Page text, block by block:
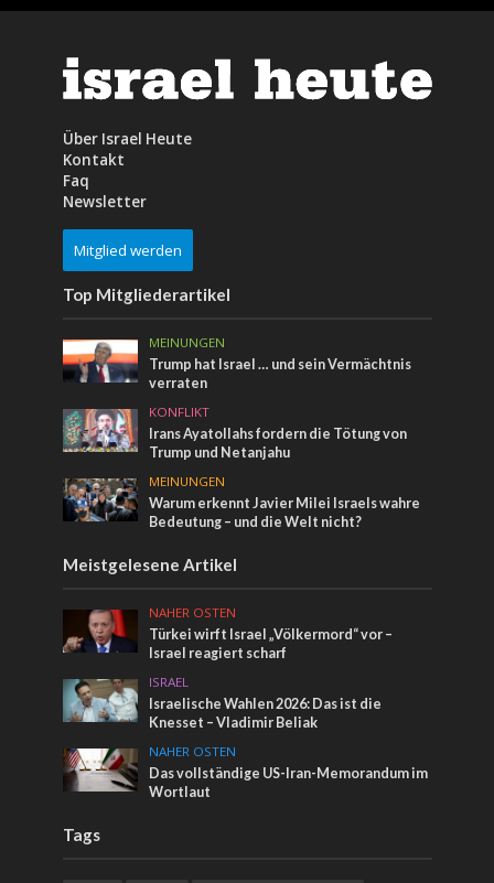
Über Israel Heute
Kontakt
Faq
Newsletter
Mitglied werden
Top Mitgliederartikel
MEINUNGEN
Trump hat Israel … und sein Vermächtnis
verraten
KONFLIKT
Irans Ayatollahs fordern die Tötung von
Trump und Netanjahu
MEINUNGEN
Warum erkennt Javier Milei Israels wahre
Bedeutung – und die Welt nicht?
Meistgelesene Artikel
NAHER OSTEN
Türkei wirft Israel „Völkermord“ vor –
Israel reagiert scharf
ISRAEL
Israelische Wahlen 2026: Das ist die
Knesset – Vladimir Beliak
NAHER OSTEN
Das vollständige US-Iran-Memorandum im
Wortlaut
Tags